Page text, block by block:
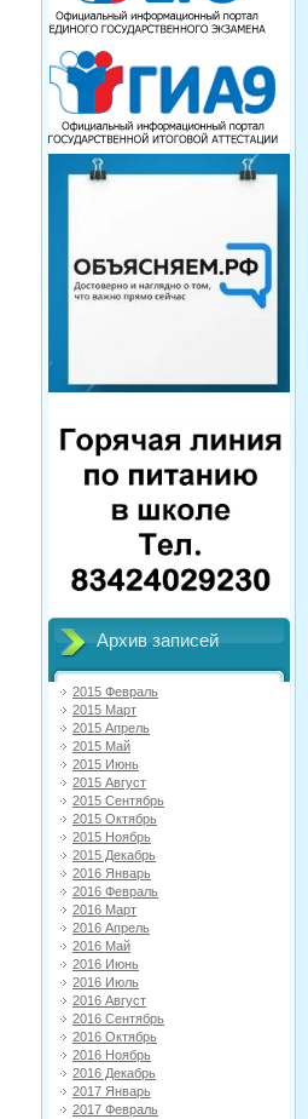
Архив записей
2015 Февраль
2015 Март
2015 Апрель
2015 Май
2015 Июнь
2015 Август
2015 Сентябрь
2015 Октябрь
2015 Ноябрь
2015 Декабрь
2016 Январь
2016 Февраль
2016 Март
2016 Апрель
2016 Май
2016 Июнь
2016 Июль
2016 Август
2016 Сентябрь
2016 Октябрь
2016 Ноябрь
2016 Декабрь
2017 Январь
2017 Февраль